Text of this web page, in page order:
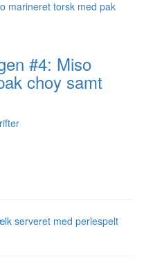
#4: Miso
choy samt
serveret med perlespelt